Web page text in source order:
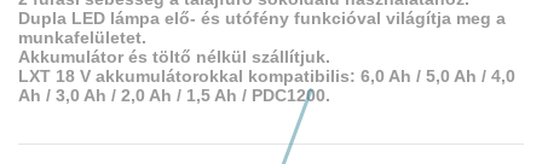
Dupla LED lámpa elő- és utófény funkcióval világítja meg a
munkafelületet.
Akkumulátor és töltő nélkül szállítjuk.
LXT 18 V akkumulátorokkal kompatibilis: 6,0 Ah / 5,0 Ah / 4,0
Ah / 3,0 Ah / 2,0 Ah / 1,5 Ah / PDC1200.